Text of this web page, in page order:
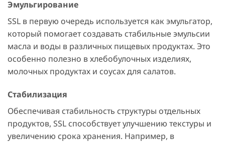
Эмульгирование
SSL в первую очередь используется как эмульгатор,
который помогает создавать стабильные эмульсии
масла и воды в различных пищевых продуктах. Это
особенно полезно в хлебобулочных изделиях,
молочных продуктах и соусах для салатов.
Стабилизация
Обеспечивая стабильность структуры отдельных
продуктов, SSL способствует улучшению текстуры и
увеличению срока хранения. Например, в